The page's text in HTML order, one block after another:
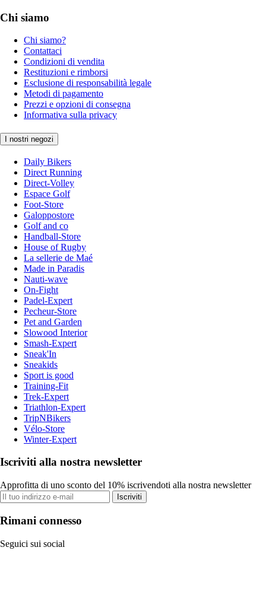
Chi siamo
Chi siamo?
Contattaci
Condizioni di vendita
Restituzioni e rimborsi
Esclusione di responsabilità legale
Metodi di pagamento
Prezzi e opzioni di consegna
Informativa sulla privacy
I nostri negozi
Daily Bikers
Direct Running
Direct-Volley
Espace Golf
Foot-Store
Galoppostore
Golf and co
Handball-Store
House of Rugby
La sellerie de Maé
Made in Paradis
Nauti-wave
On-Fight
Padel-Expert
Pecheur-Store
Pet and Garden
Slowood Interior
Smash-Expert
Sneak'In
Sneakids
Sport is good
Training-Fit
Trek-Expert
Triathlon-Expert
TripNBikers
Vélo-Store
Winter-Expert
Iscriviti alla nostra newsletter
Approfitta di uno sconto del 10% iscrivendoti alla nostra newsletter
Iscriviti
Rimani connesso
Seguici sui social